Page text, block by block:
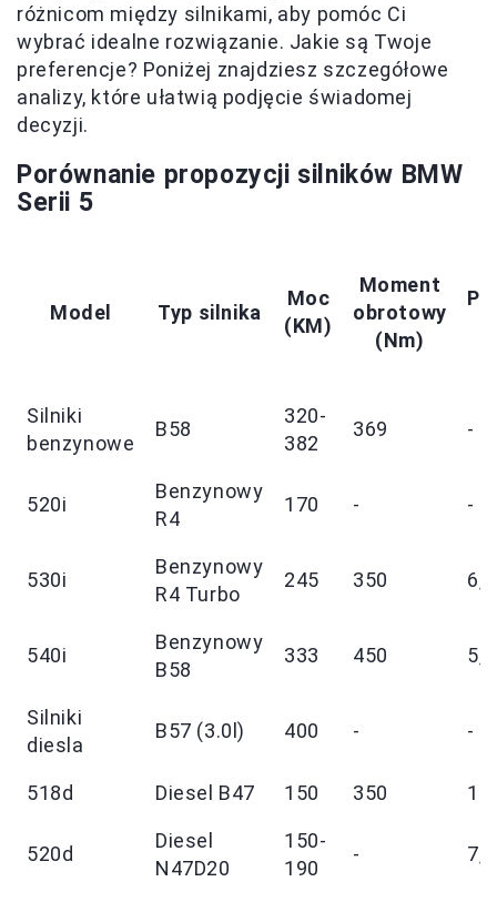
różnicom między silnikami, aby pomóc Ci
wybrać idealne rozwiązanie. Jakie są Twoje
preferencje? Poniżej znajdziesz szczegółowe
analizy, które ułatwią podjęcie świadomej
decyzji.
Porównanie propozycji silników BMW
Serii 5
Model Typ silnika
Moc
(KM)
Moment
obrotowy
(Nm)
Silniki
benzynowe
B58
320-
382
369 -
520i
Benzynowy
R4
170 - -
530i
Benzynowy
R4 Turbo
245 350 6,1
540i
Benzynowy
B58
333 450 5,0
Silniki
diesla
B57 (3.0l) 400 - -
518d Diesel B47 150 350 10
520d
Diesel
N47D20
150-
190
- 7,5